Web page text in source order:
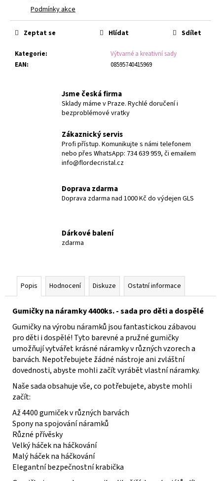
Podmínky akce
Kategorie:
Výtvarné a kreativní sady
EAN: 08595740415969
Zeptat se Hlídat Sdílet
Jsme česká firma
Sklady máme v Praze. Rychlé doručení i
bezproblémové vratky
Zákaznický servis
Profi přístup. Komunikujte s námi telefonem
nebo přes WhatsApp: 734 639 959, či emailem
info@flordecristal.cz
Doprava zdarma
Doprava zdarma nad 1000 Kč do výdejen GLS
Dárkové balení
zdarma
Popis Hodnocení Diskuze Ostatní informace
Gumičky na náramky 4400ks. - sada pro děti a dospělé
Gumičky na výrobu náramků jsou fantastickou zábavou
pro děti i dospělé! Tyto barevné a pružné gumičky
umožňují vytvářet krásné náramky v různých vzorech a
barvách. Nepotřebujete žádné nástroje ani zvláštní
dovednosti, abyste mohli začít vyrábět vlastní náramky.
Naše sada obsahuje vše, co potřebujete, abyste mohli
začít:
Až 4400 gumiček v různých barvách
Spony na spojování náramků
Různé přívěsky
Velký háček na háčkování
Malý háček na háčkování
Elegantní bezpečnostní krabička